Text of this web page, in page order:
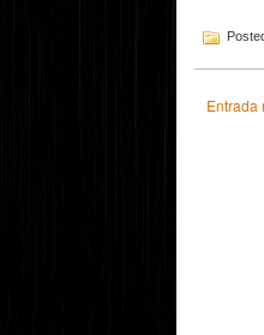
Entrada